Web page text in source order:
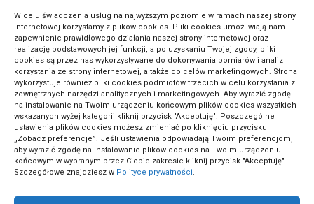
W celu świadczenia usług na najwyższym poziomie w ramach naszej strony
internetowej korzystamy z plików cookies. Pliki cookies umożliwiają nam
zapewnienie prawidłowego działania naszej strony internetowej oraz
realizację podstawowych jej funkcji, a po uzyskaniu Twojej zgody, pliki
cookies są przez nas wykorzystywane do dokonywania pomiarów i analiz
korzystania ze strony internetowej, a także do celów marketingowych. Strona
wykorzystuje również pliki cookies podmiotów trzecich w celu korzystania z
zewnętrznych narzędzi analitycznych i marketingowych. Aby wyrazić zgodę
na instalowanie na Twoim urządzeniu końcowym plików cookies wszystkich
wskazanych wyżej kategorii kliknij przycisk "Akceptuję". Poszczególne
ustawienia plików cookies możesz zmieniać po kliknięciu przycisku
„Zobacz preferencje”. Jeśli ustawienia odpowiadają Twoim preferencjom,
aby wyrazić zgodę na instalowanie plików cookies na Twoim urządzeniu
końcowym w wybranym przez Ciebie zakresie kliknij przycisk "Akceptuję".
Szczegółowe znajdziesz w Polityce prywatności.
Aktualności i wydarzenia (7)
Aranżacje wnętrz (1)
Bieganie i triatlon (4)